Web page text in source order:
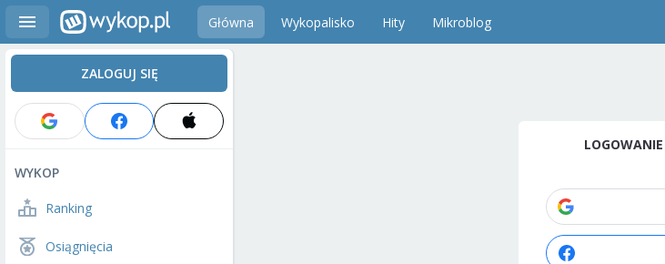
Główna Wykopalisko Hity Mikroblog
ZALOGUJ SIĘ
WYKOP
Ranking
Osiągnięcia
LOGOWANIE